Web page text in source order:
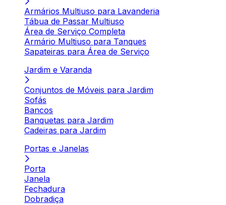
Armários Multiuso para Lavanderia
Tábua de Passar Multiuso
Área de Serviço Completa
Armário Multiuso para Tanques
Sapateiras para Área de Serviço
Jardim e Varanda
Conjuntos de Móveis para Jardim
Sofás
Bancos
Banquetas para Jardim
Cadeiras para Jardim
Portas e Janelas
Porta
Janela
Fechadura
Dobradiça